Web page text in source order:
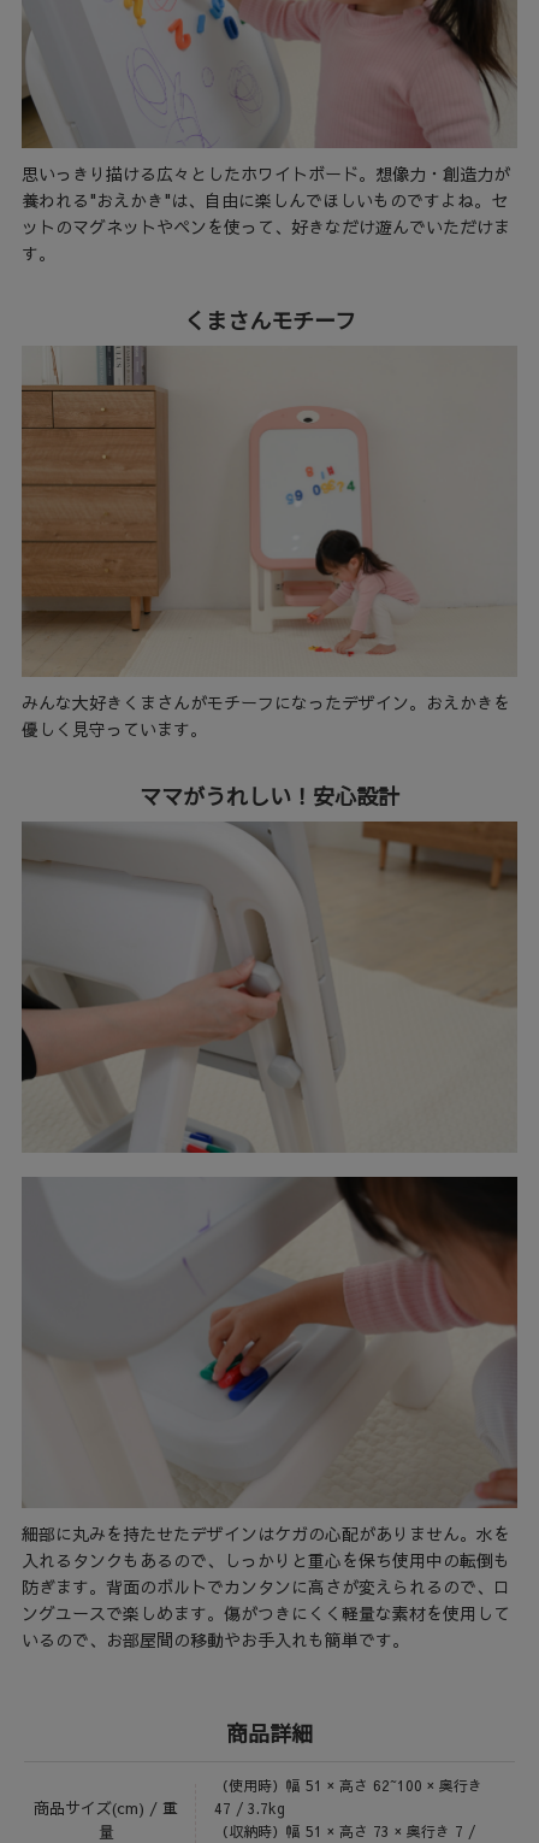
思いっきり描ける広々としたホワイトボード。想像力・創造力が
養われる"おえかき"は、自由に楽しんでほしいものですよね。セ
ットのマグネットやペンを使って、好きなだけ遊んでいただけま
す。
くまさんモチーフ
みんな大好きくまさんがモチーフになったデザイン。おえかきを
優しく見守っています。
ママがうれしい！安心設計
細部に丸みを持たせたデザインはケガの心配がありません。水を
入れるタンクもあるので、しっかりと重心を保ち使用中の転倒も
防ぎます。背面のボルトでカンタンに高さが変えられるので、ロ
ングユースで楽しめます。傷がつきにくく軽量な素材を使用して
いるので、お部屋間の移動やお手入れも簡単です。
商品詳細
商品サイズ(cm) / 重
量
（使用時）幅 51 × 高さ 62~100 × 奥行き
47 / 3.7kg
（収納時）幅 51 × 高さ 73 × 奥行き 7 /